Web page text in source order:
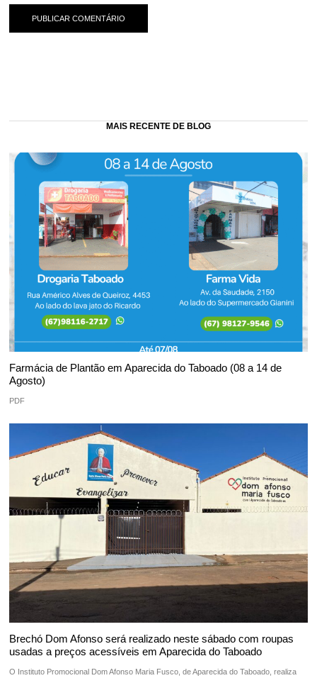
MAIS RECENTE DE BLOG
Farmácia de Plantão em Aparecida do Taboado (08 a 14 de
Agosto)
PDF
Brechó Dom Afonso será realizado neste sábado com roupas
usadas a preços acessíveis em Aparecida do Taboado
O Instituto Promocional Dom Afonso Maria Fusco, de Aparecida do Taboado, realiza